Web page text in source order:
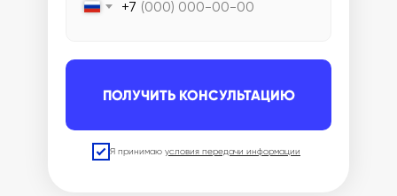
Я принимаю условия передачи информации
+7
ПОЛУЧИТЬ КОНСУЛЬТАЦИЮ